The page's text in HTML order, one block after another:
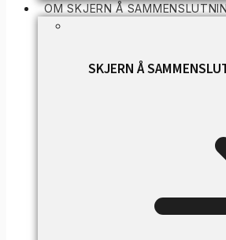
OM SKJERN Å
SKJERN Å